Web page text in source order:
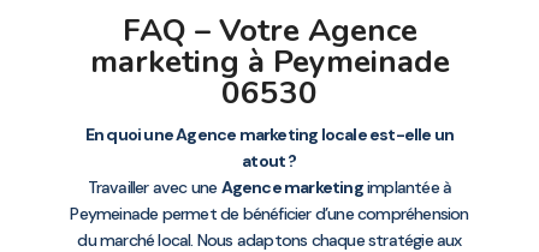
FAQ – Votre Agence
marketing à Peymeinade
06530
En quoi une Agence marketing locale est-elle un
atout ?
Travailler avec une Agence marketingimplantée à
Peymeinade permet de bénéficier d’une compréhension
du marché local. Nous adaptons chaque stratégie aux